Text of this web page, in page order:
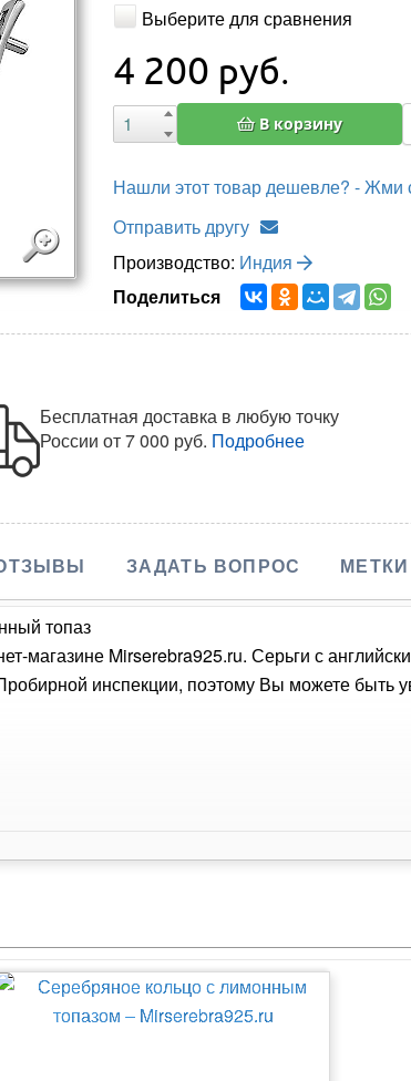
Выберите для сравнения
4 200 руб.
В корзину
Нашли этот товар дешевле? - Жми
Отправить другу
Производство: Индия
Поделиться
Бесплатная доставка в любую точку
Россииот 7 000 руб. Подробнее
ЗАДАТЬ ВОПРОС МЕТКИ
топаз
магазине Mirserebra925.ru. Серьги с
инспекции, поэтому Вы можете быть